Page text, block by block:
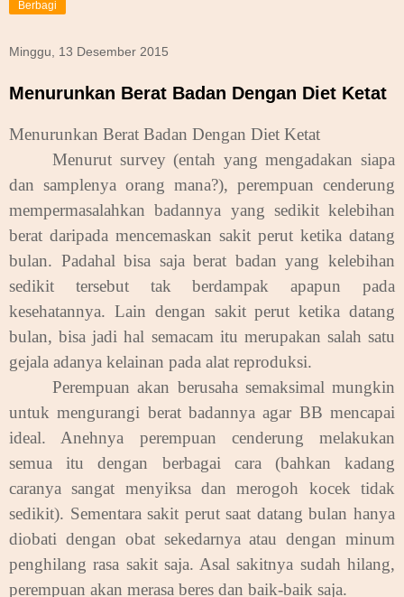
Berbagi
Minggu, 13 Desember 2015
Menurunkan Berat Badan Dengan Diet Ketat
Menurunkan Berat Badan Dengan Diet Ketat
Menurut survey (entah yang mengadakan siapa
dan samplenya orang mana?), perempuan cenderung
mempermasalahkan badannya yang sedikit kelebihan
berat daripada mencemaskan sakit perut ketika datang
bulan. Padahal bisa saja berat badan yang kelebihan
sedikit tersebut tak berdampak apapun pada
kesehatannya. Lain dengan sakit perut ketika datang
bulan, bisa jadi hal semacam itu merupakan salah satu
gejala adanya kelainan pada alat reproduksi.
Perempuan akan berusaha semaksimal mungkin
untuk mengurangi berat badannya agar BB mencapai
ideal. Anehnya perempuan cenderung melakukan
semua itu dengan berbagai cara (bahkan kadang
caranya sangat menyiksa dan merogoh kocek tidak
sedikit). Sementara sakit perut saat datang bulan hanya
diobati dengan obat sekedarnya atau dengan minum
penghilang rasa sakit saja. Asal sakitnya sudah hilang,
perempuan akan merasa beres dan baik-baik saja.